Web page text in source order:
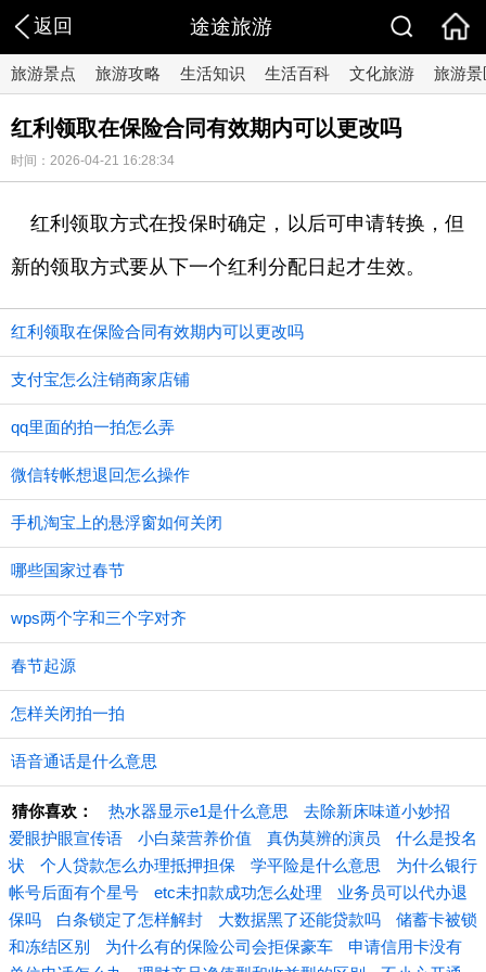
返回 途途旅游
旅游景点 旅游攻略 生活知识 生活百科 文化旅游 旅游景
红利领取在保险合同有效期内可以更改吗
时间：2026-04-21 16:28:34
红利领取方式在投保时确定，以后可申请转换，但
新的领取方式要从下一个红利分配日起才生效。
红利领取在保险合同有效期内可以更改吗
支付宝怎么注销商家店铺
qq里面的拍一拍怎么弄
微信转帐想退回怎么操作
手机淘宝上的悬浮窗如何关闭
哪些国家过春节
wps两个字和三个字对齐
春节起源
怎样关闭拍一拍
语音通话是什么意思
猜你喜欢： 热水器显示e1是什么意思
去除新床味道小妙招
爱眼护眼宣传语
小白菜营养价值 真伪莫辨的演员
什么是投名
状
个人贷款怎么办理抵押担保 学平险是什么意思
为什么银行
帐号后面有个星号
etc未扣款成功怎么处理
业务员可以代办退
保吗
白条锁定了怎样解封 大数据黑了还能贷款吗
储蓄卡被锁
和冻结区别
为什么有的保险公司会拒保豪车
申请信用卡没有